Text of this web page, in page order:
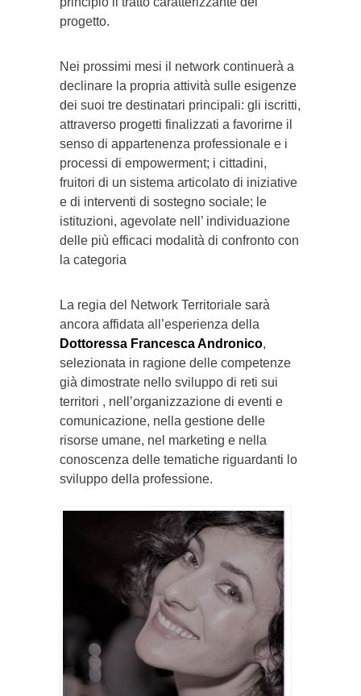
progetto.
Nei prossimi mesi il network continuerà a
declinare la propria attività sulle esigenze
dei suoi tre destinatari principali: gli iscritti,
attraverso progetti finalizzati a favorirne il
senso di appartenenza professionale e i
processi di empowerment; i cittadini,
fruitori di un sistema articolato di iniziative
e di interventi di sostegno sociale; le
istituzioni, agevolate nell’ individuazione
delle più efficaci modalità di confronto con
la categoria
La regia del Network Territoriale sarà
ancora affidata all’esperienza della
Dottoressa Francesca Andronico,
selezionata in ragione delle competenze
già dimostrate nello sviluppo di reti sui
territori , nell’organizzazione di eventi e
comunicazione, nella gestione delle
risorse umane, nel marketing e nella
conoscenza delle tematiche riguardanti lo
sviluppo della professione.